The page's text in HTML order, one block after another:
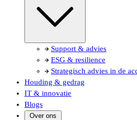
Support & advies
ESG & resilience
Strategisch advies in de
Houding & gedrag
IT & innovatie
Blogs
Over ons